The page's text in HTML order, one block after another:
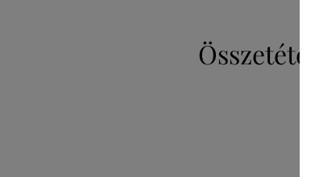
Összetétel